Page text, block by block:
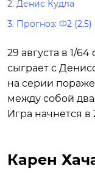
2. Денис Кудла
3. Прогноз: Ф2 (2,5)
29 августа в 1/
сыграет с
на серии
между собой
Игра начнется
Карен